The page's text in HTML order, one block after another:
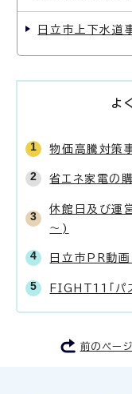
日立市上下水道
よ
物価高騰対策
省エネ家電の
休館日及び運
～)
日立市PR動画
FIGHT11「パ
前のペー